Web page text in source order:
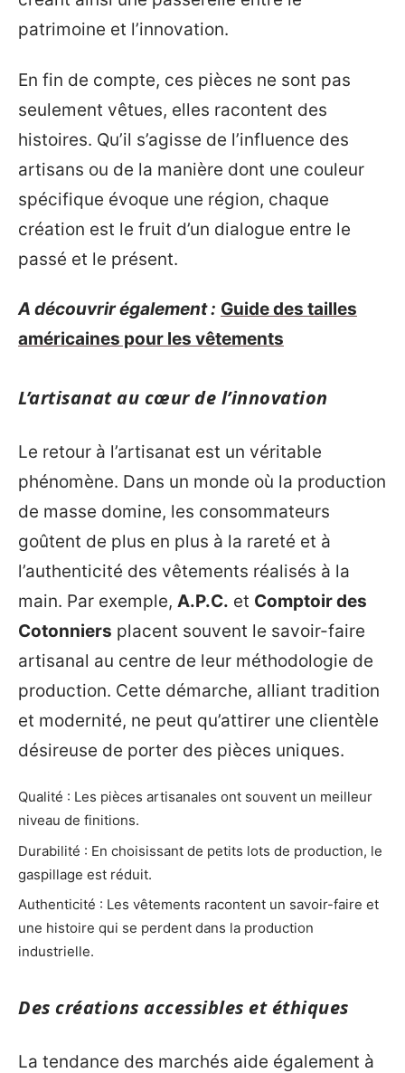
patrimoine et l’innovation.
En fin de compte, ces pièces ne sont pas
seulement vêtues, elles racontent des
histoires. Qu’il s’agisse de l’influence des
artisans ou de la manière dont une couleur
spécifique évoque une région, chaque
création est le fruit d’un dialogue entre le
passé et le présent.
A découvrir également : Guide des tailles
américaines pour les vêtements
L’artisanat au cœur de l’innovation
Le retour à l’artisanat est un véritable
phénomène. Dans un monde où la production
de masse domine, les consommateurs
goûtent de plus en plus à la rareté et à
l’authenticité des vêtements réalisés à la
main. Par exemple, A.P.C. et Comptoir des
Cotonniers placent souvent le savoir-faire
artisanal au centre de leur méthodologie de
production. Cette démarche, alliant tradition
et modernité, ne peut qu’attirer une clientèle
désireuse de porter des pièces uniques.
Qualité : Les pièces artisanales ont souvent un meilleur
niveau de finitions.
Durabilité : En choisissant de petits lots de production, le
gaspillage est réduit.
Authenticité : Les vêtements racontent un savoir-faire et
une histoire qui se perdent dans la production
industrielle.
Des créations accessibles et éthiques
La tendance des marchés aide également à